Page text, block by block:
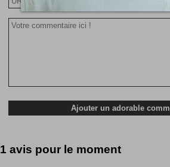
1 avis pour le moment